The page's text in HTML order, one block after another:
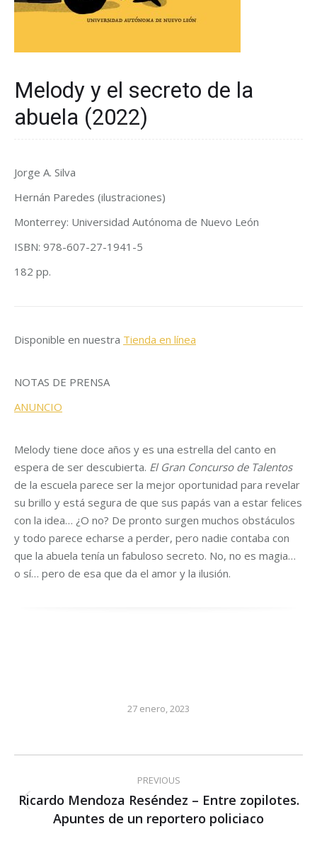
Melody y el secreto de la
abuela (2022)
Jorge A. Silva
Hernán Paredes (ilustraciones)
Monterrey: Universidad Autónoma de Nuevo León
ISBN: 978-607-27-1941-5
182 pp.
Disponible en nuestra Tienda en línea
NOTAS DE PRENSA
ANUNCIO
Melody tiene doce años y es una estrella del canto en
espera de ser descubierta. El Gran Concurso de Talentos
de la escuela parece ser la mejor oportunidad para revelar
su brillo y está segura de que sus papás van a estar felices
con la idea… ¿O no? De pronto surgen muchos obstáculos
y todo parece echarse a perder, pero nadie contaba con
que la abuela tenía un fabuloso secreto. No, no es magia…
o sí… pero de esa que da el amor y la ilusión.
27 enero, 2023
navigation
PREVIOUS
Previous
post:
Ricardo Mendoza Reséndez – Entre zopilotes.
Apuntes de un reportero policiaco